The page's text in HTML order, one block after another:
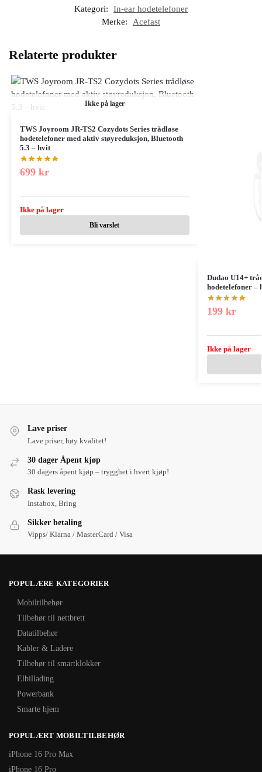
Kategori:
In-ear hodetelefoner
Merke:
Acefast
Relaterte produkter
Ikke på lager
TWS Joyroom JR-TS2 Cozydots Series trådløse
hodetelefoner med aktiv støyreduksjon, Bluetooth
5.3 – hvit
699 kr
Ikke på lager
Bli varslet
Dudao U14+
hodetelefoner –
199 kr
Ikke på lager
Lave priser
Lave priser, høy kvalitet!
30 dager Åpent kjøp
30 dagers åpent kjøp – trygghet i hvert kjøp!
Rask levering
Instabox, Bring
Sikker betaling
Vipps/ Klarna / MasterCard / Visa
POPULÆRE KATEGORIER
Mobiltilbehør
Tilbehør til nettbrett
Datatilbehør
Kabler & Ladere
Tilbehør til smartklokker
Elbillading
Powerbank
Smarte hjem
POPULÆRT MOBILTILBEHØR
iPhone 16 Pro Max
iPhone 16 Pro